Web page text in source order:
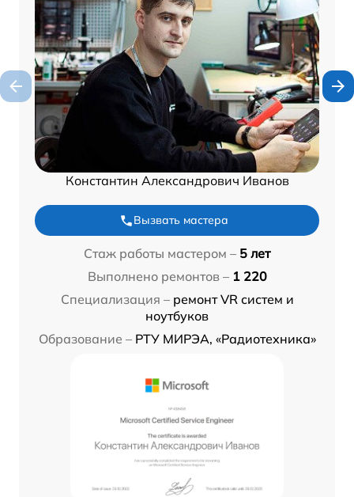
Константин Александрович Иванов
Вызвать мастера
Стаж работы мастером – 5 лет
Выполнено ремонтов – 1 220
Специализация – ремонт VR систем и
ноутбуков
Образование – РТУ МИРЭА, «Радиотехника»